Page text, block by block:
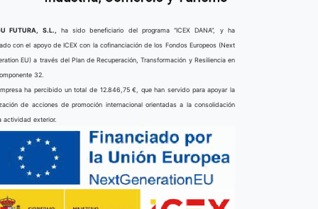
FUTURA, S.L.,
ha sido beneficiario del programa “ICEX DANA”, y ha
con el apoyo de ICEX con la cofinanciación de los Fondos Europeos (Next
EU) a través del Plan de Recuperación, Transformación y Resiliencia en
32.
ha percibido un total de 12.846,75 €, que han servido para apoyar la
de acciones de promoción internacional orientadas a la consolidación
actividad exterior.